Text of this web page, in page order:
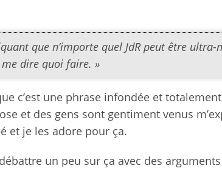
que n’importe quel JdR peut être
me dire quoi faire. »
c’est une phrase infondée et
et des gens sont gentiment venus
et je les adore pour ça.
un peu sur ça avec des